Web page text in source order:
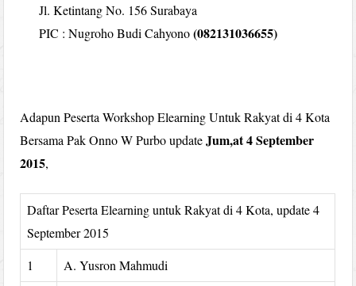
Jl. Ketintang No. 156 Surabaya
PIC : Nugroho Budi Cahyono(082131036655)
Adapun Peserta Workshop Elearning Untuk Rakyat di 4 Kota
Bersama Pak Onno W Purbo updateJum,at 4 September
2015,
Daftar Peserta Elearning untuk Rakyat di 4 Kota, update 4
September 2015
1
A. Yusron Mahmudi